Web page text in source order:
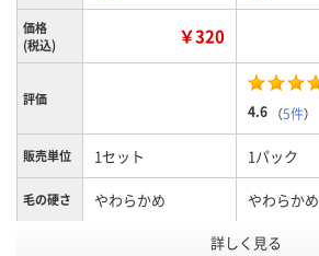
価格
(税込)
￥320
評価
4.6 （5件）
販売単位 1セット 1パック
毛の硬さ やわらかめ やわらかめ
乳歯期
詳しく見る